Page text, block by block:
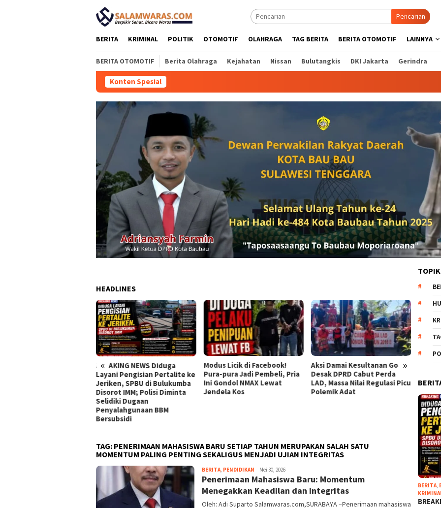
Pencarian
BERITA KRIMINAL POLITIK OTOMOTIF OLAHRAGA TAG BERITA BERITA OTOMOTIF LAINNYA
BERITA OTOMOTIF Berita Olahraga Kejahatan Nissan Bulutangkis DKI Jakarta Gerindra
Konten Spesial
HEADLINES
« »
Modus Licik di Facebook!
Pura-pura Jadi Pembeli, Pria
Ini Gondol NMAX Lewat
Jendela Kos
Aksi Damai Kesultanan Gowa
Desak DPRD Cabut Perda
LAD, Massa Nilai Regulasi Picu
Polemik Adat
Semarakkan PORSENAP 2026,
Lapas Gunung Sugih Gelar
Upacara Pembukaan
Kilat
TAG: PENERIMAAN MAHASISWA BARU SETIAP TAHUN MERUPAKAN SALAH SATU
MOMENTUM PALING PENTING SEKALIGUS MENJADI UJIAN INTEGRITAS
BERITA, PENDIDIKAN Domo
Mei 30, 2026
Penerimaan Mahasiswa Baru: Momentum
Menegakkan Keadilan dan Integritas
Oleh: Adi Suparto Salamwaras.com,SURABAYA –Penerimaan mahasiswa
BERITA